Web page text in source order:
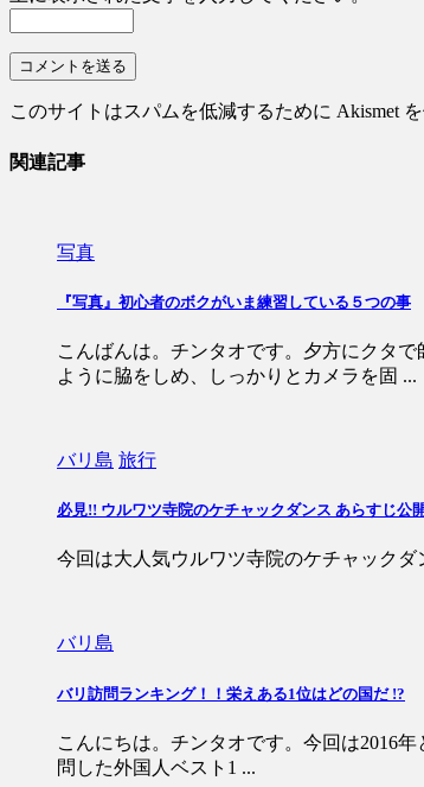
このサイトはスパムを低減するために Akismet を
関連記事
写真
『写真』初心者のボクがいま練習している５つの事
こんばんは。チンタオです。夕方にクタ
ように脇をしめ、しっかりとカメラを固 ...
バリ島 旅行
必見!! ウルワツ寺院のケチャックダンス あらすじ公開
今回は大人気ウルワツ寺院のケチャック
バリ島
バリ訪問ランキング！！栄えある1位はどの国だ !?
こんにちは。チンタオです。今回は2016
問した外国人ベスト1 ...